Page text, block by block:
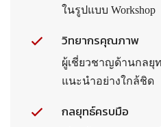
ในรูปแบบ Workshop
วิทยากรคุณภาพ
ผู้เชี่ยวชาญด้านกลยุ
แนะนำอย่างใกล้ชิด
กลยุทธ์ครบมือ